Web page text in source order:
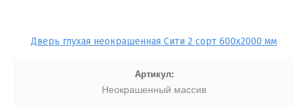
Дверь глухая неокрашенная Сити 2 сорт 600x2000 мм
Артикул:
Неокрашенный массив